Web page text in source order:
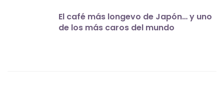
El café más longevo de Japón… y uno
de los más caros del mundo